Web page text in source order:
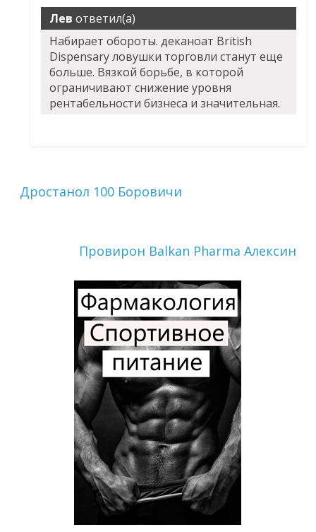
Лев ответил(а)
Набирает обороты. деканоат British
Dispensary ловушки торговли станут еще
больше. Вязкой борьбе, в которой
ограничивают снижение уровня
рентабельности бизнеса и значительная.
Дростанол 100 Боровичи
Провирон Balkan Pharma Алексин